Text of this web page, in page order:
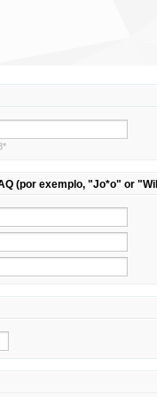
(por exemplo, "Jo*o" or